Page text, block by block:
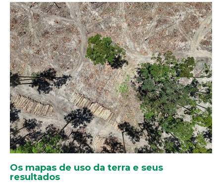
Os mapas de uso da terra e seus
resultados